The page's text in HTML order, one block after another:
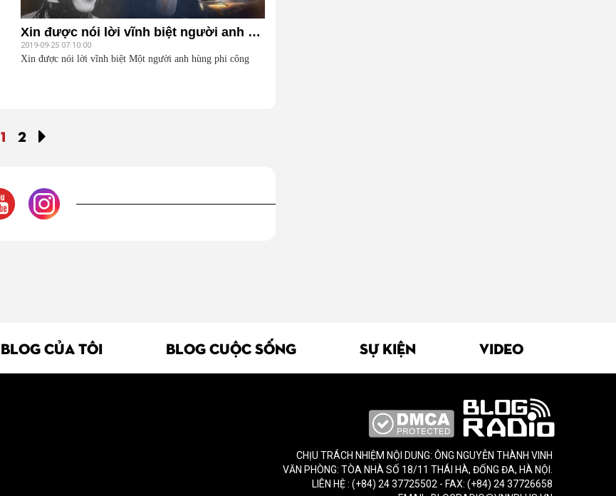
Xin được nói lời vĩnh biệt người anh hùng
2019-09-25 07:10:00
Xin được nói lời vĩnh biệt Một người anh hùng phi công
1 2
BLOG CỦA TÔI BLOG CUỘC SỐNG SỰ KIỆN VIDEO
CHỊU TRÁCH NHIỆM NỘI DUNG: ÔNG NGUYỄN THÀNH VINH
VĂN PHÒNG: TÒA NHÀ SỐ 18/11 THÁI HÀ, ĐỐNG ĐA, HÀ NỘI.
LIÊN HỆ : (+84) 24 37725502 - FAX: (+84) 24 37726658